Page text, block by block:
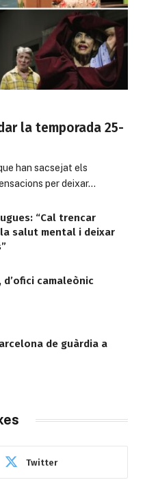
la temporada 25-
han sacsejat els
per deixar…
“Cal trencar
la salut mental i deixar
d’ofici camaleònic
de guàrdia a
Twitter